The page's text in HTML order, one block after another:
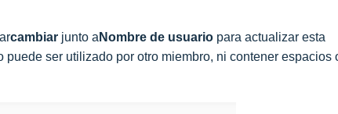
cambiar junto a Nombre de usuario para actualizar esta
puede ser utilizado por otro miembro, ni contener espacios